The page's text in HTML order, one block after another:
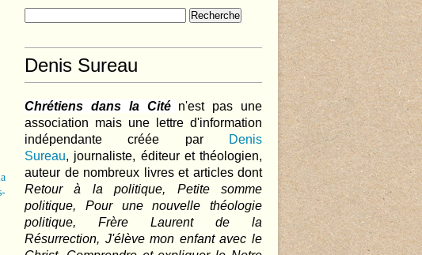
Denis Sureau
Chrétiens dans la Cité
n'est pas une
association mais une lettre d'information
indépendante créée par
Denis
Sureau, journaliste, éditeur et théologien,
auteur de nombreux livres et articles dont
Retour à la politique, Petite somme
politique, Pour une nouvelle théologie
politique, Frère Laurent de la
Résurrection, J'élève mon enfant avec le